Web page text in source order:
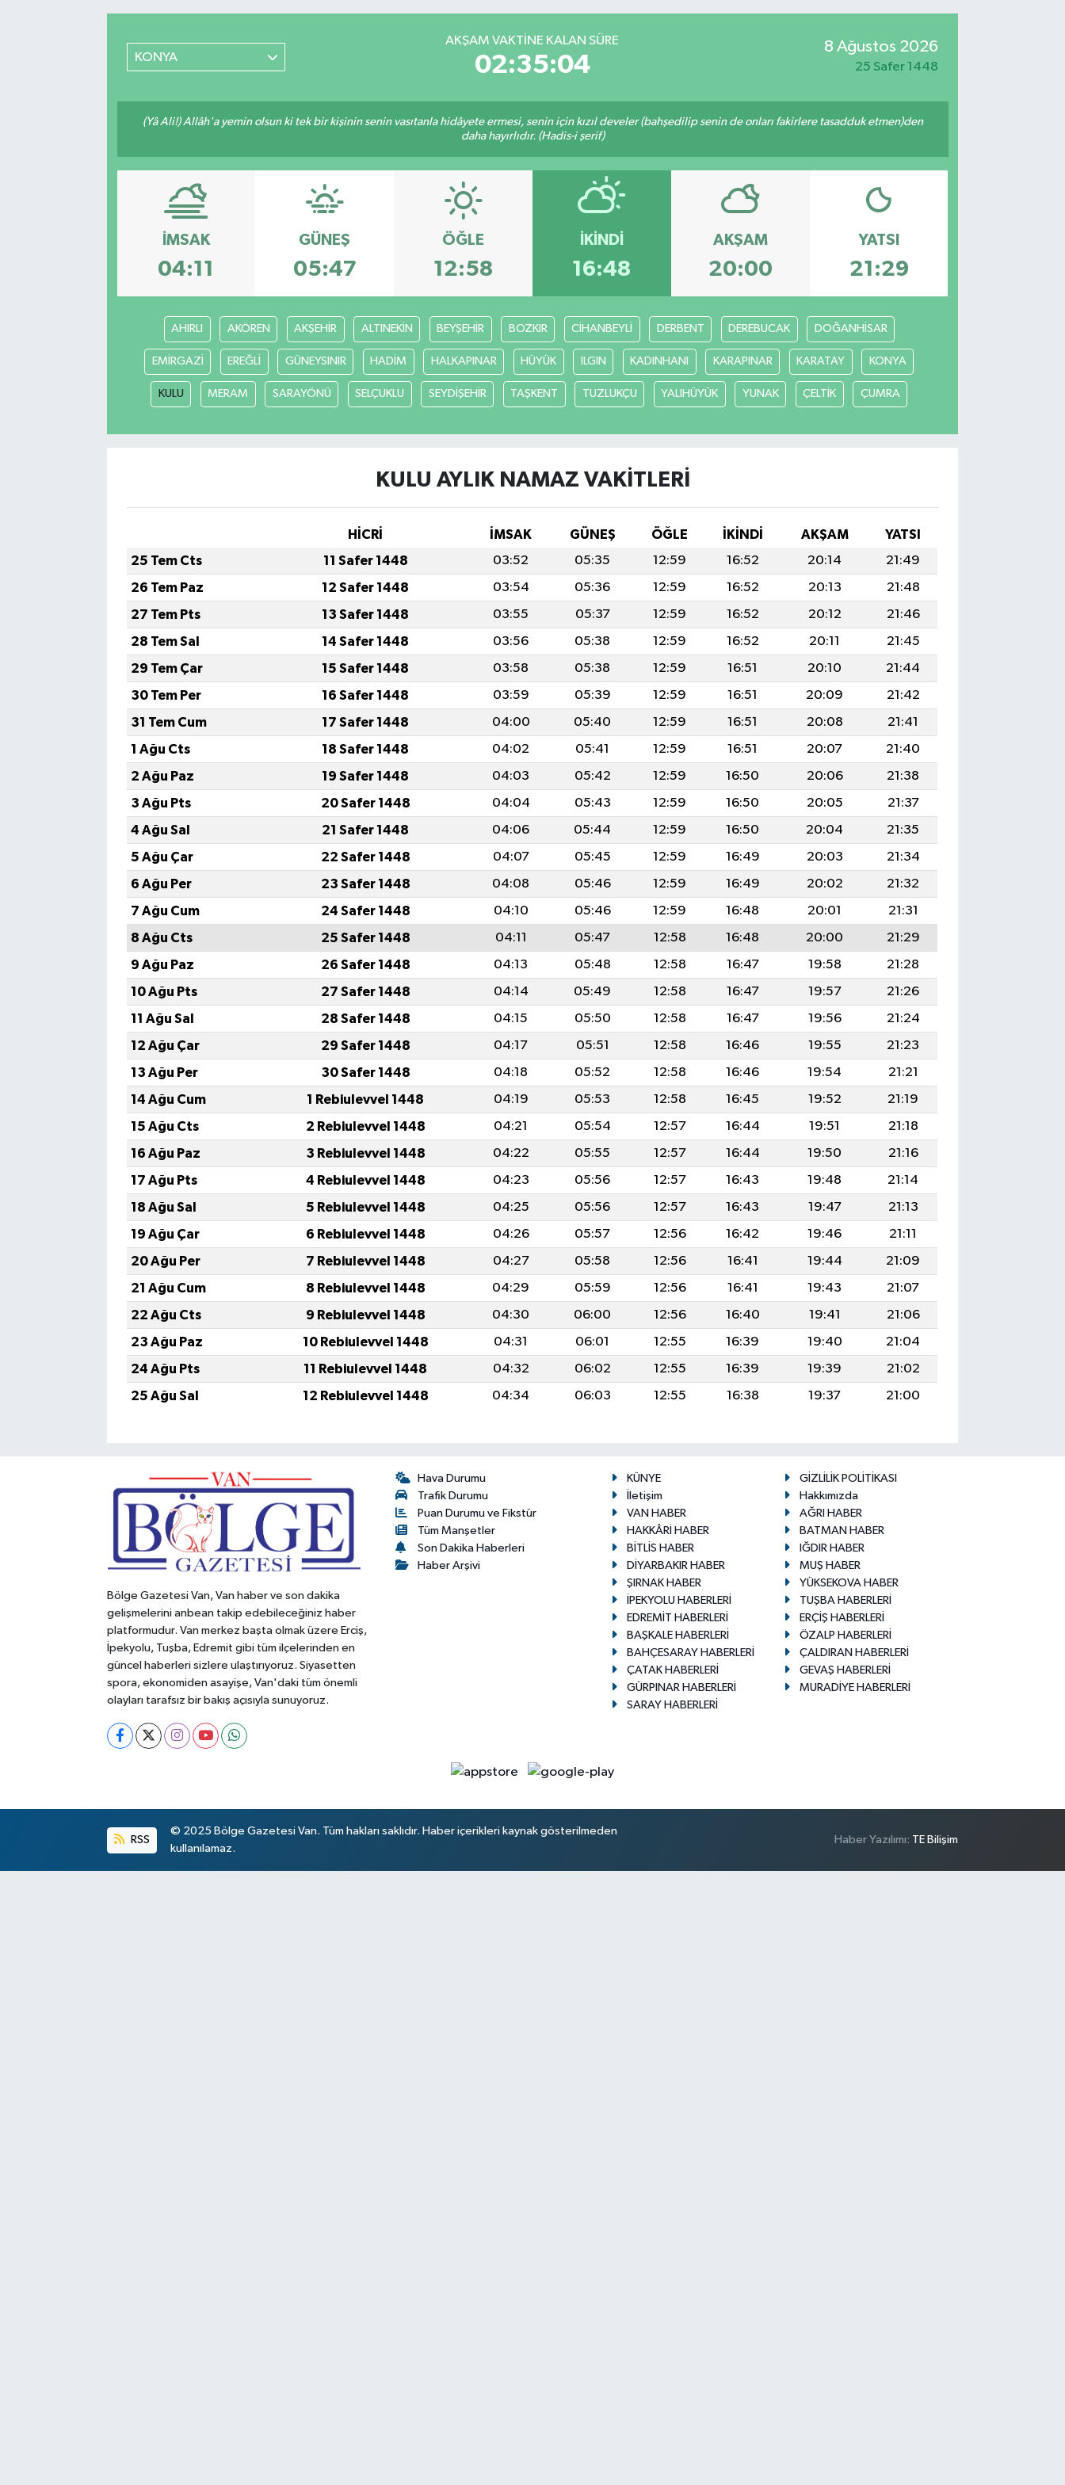
KONYA
AKŞAM VAKTINE KALAN SÜRE
02:35:03
8 Ağustos 2026
25 Safer 1448
(Yâ Ali!) Allâh'a yemin olsun ki tek bir kişinin senin vasıtanla hidâyete ermesi, senin için kızıl develer (bahşedilip senin de onları fakirlere tasadduk etmen)den
daha hayırlıdır. (Hadis-i şerif)
İMSAK
04:11
GÜNEŞ
05:47
ÖĞLE
12:58
İKINDI
16:48
AKŞAM
20:00
YATSI
21:29
AHIRLI AKÖREN AKŞEHİR ALTINEKİN BEYŞEHİR BOZKIR CİHANBEYLİ DERBENT DEREBUCAK DOĞANHİSAR
EMİRGAZİ EREĞLİ GÜNEYSINIR HADİM HALKAPINAR HÜYÜK ILGIN KADINHANI KARAPINAR KARATAY KONYA
KULU MERAM SARAYÖNÜ SELÇUKLU SEYDİŞEHİR TAŞKENT TUZLUKÇU YALIHÜYÜK YUNAK ÇELTİK ÇUMRA
KULU AYLIK NAMAZ VAKITLERI
HİCRİ İMSAK GÜNEŞ ÖĞLE İKINDI AKŞAM
YATSI
25 Tem Cts
11 Safer 1448 03:52 05:35 12:59 16:52 20:14
21:49
26 Tem Paz
12 Safer 1448 03:54 05:36 12:59 16:52 20:13
21:48
27 Tem Pts
13 Safer 1448 03:55 05:37 12:59 16:52 20:12
21:46
28 Tem Sal
14 Safer 1448 03:56 05:38 12:59 16:52 20:11
21:45
29 Tem Çar
15 Safer 1448 03:58 05:38 12:59 16:51 20:10
21:44
30 Tem Per
16 Safer 1448 03:59 05:39 12:59 16:51 20:09
21:42
31 Tem Cum
17 Safer 1448 04:00 05:40 12:59 16:51 20:08
21:41
1 Ağu Cts
18 Safer 1448 04:02 05:41 12:59 16:51 20:07
21:40
2 Ağu Paz
19 Safer 1448 04:03 05:42 12:59 16:50 20:06
21:38
3 Ağu Pts
20 Safer 1448 04:04 05:43 12:59 16:50 20:05
21:37
4 Ağu Sal
21 Safer 1448 04:06 05:44 12:59 16:50 20:04
21:35
5 Ağu Çar
22 Safer 1448 04:07 05:45 12:59 16:49 20:03
21:34
6 Ağu Per
23 Safer 1448 04:08 05:46 12:59 16:49 20:02
21:32
7 Ağu Cum
24 Safer 1448 04:10 05:46 12:59 16:48 20:01
21:31
8 Ağu Cts
25 Safer 1448 04:11 05:47 12:58 16:48 20:00
21:29
9 Ağu Paz
26 Safer 1448 04:13 05:48 12:58 16:47 19:58
21:28
10 Ağu Pts
27 Safer 1448 04:14 05:49 12:58 16:47 19:57
21:26
11 Ağu Sal
28 Safer 1448 04:15 05:50 12:58 16:47 19:56
21:24
12 Ağu Çar
29 Safer 1448 04:17 05:51 12:58 16:46 19:55
21:23
13 Ağu Per
30 Safer 1448 04:18 05:52 12:58 16:46 19:54
21:21
14 Ağu Cum
1 Rebiulevvel 1448 04:19 05:53 12:58 16:45 19:52
21:19
15 Ağu Cts
2 Rebiulevvel 1448 04:21 05:54 12:57 16:44 19:51
21:18
16 Ağu Paz
3 Rebiulevvel 1448 04:22 05:55 12:57 16:44 19:50
21:16
17 Ağu Pts
4 Rebiulevvel 1448 04:23 05:56 12:57 16:43 19:48
21:14
18 Ağu Sal
5 Rebiulevvel 1448 04:25 05:56 12:57 16:43 19:47
21:13
19 Ağu Çar
6 Rebiulevvel 1448 04:26 05:57 12:56 16:42 19:46
21:11
20 Ağu Per
7 Rebiulevvel 1448 04:27 05:58 12:56 16:41 19:44
21:09
21 Ağu Cum
8 Rebiulevvel 1448 04:29 05:59 12:56 16:41 19:43
21:07
22 Ağu Cts
9 Rebiulevvel 1448 04:30 06:00 12:56 16:40 19:41
21:06
23 Ağu Paz
10 Rebiulevvel 1448 04:31 06:01 12:55 16:39 19:40
21:04
24 Ağu Pts
11 Rebiulevvel 1448 04:32 06:02 12:55 16:39 19:39
21:02
25 Ağu Sal
12 Rebiulevvel 1448 04:34 06:03 12:55 16:38 19:37 21:00
Bölge Gazetesi Van, Van haber ve son dakika
gelişmelerini anbean takip edebileceğiniz haber
platformudur. Van merkez başta olmak üzere Erciş,
İpekyolu, Tuşba, Edremit gibi tüm ilçelerinden en
güncel haberleri sizlere ulaştırıyoruz. Siyasetten
spora, ekonomiden asayişe, Van'daki tüm önemli
olayları tarafsız bir bakış açısıyla sunuyoruz.
Hava Durumu
Trafik Durumu
Puan Durumu ve Fikstür
Tüm Manşetler
Son Dakika Haberleri
Haber Arşivi
KÜNYE
GİZLİLİK POLİTİKASI
İletişim
Hakkımızda
VAN HABER
AĞRI HABER
HAKKÂRİ HABER
BATMAN HABER
BİTLİS HABER
IĞDIR HABER
DİYARBAKIR HABER
MUŞ HABER
ŞIRNAK HABER
YÜKSEKOVA HABER
İPEKYOLU HABERLERİ
TUŞBA HABERLERİ
EDREMİT HABERLERİ
ERÇİŞ HABERLERİ
BAŞKALE HABERLERİ
ÖZALP HABERLERİ
BAHÇESARAY HABERLERİ
ÇALDIRAN HABERLERİ
ÇATAK HABERLERİ
GEVAŞ HABERLERİ
GÜRPINAR HABERLERİ
MURADİYE HABERLERİ
SARAY HABERLERİ
RSS
© 2025 Bölge Gazetesi Van. Tüm hakları saklıdır. Haber içerikleri kaynak gösterilmeden
kullanılamaz.
Haber Yazılımı: TE Bilişim